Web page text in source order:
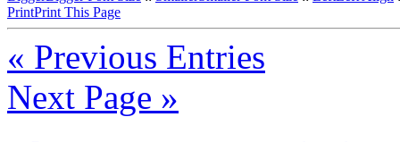
PrintPrint This Page
« Previous Entries
Next Page »